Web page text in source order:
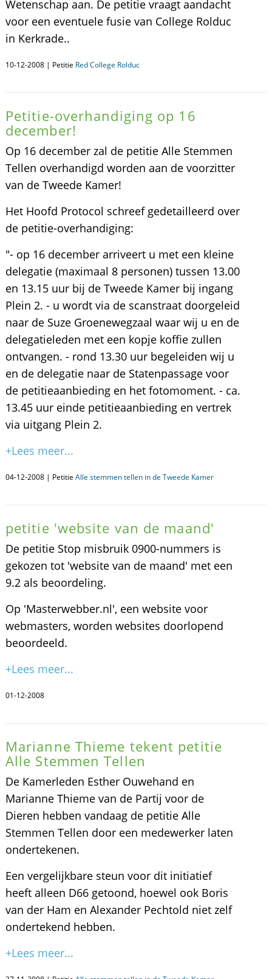
Wetenschap aan. De petitie vraagt aandacht
voor een eventuele fusie van College Rolduc
in Kerkrade..
10-12-2008 | Petitie Red College Rolduc
Petitie-overhandiging op 16
december!
Op 16 december zal de petitie Alle Stemmen
Tellen overhandigd worden aan de voorzitter
van de Tweede Kamer!
Het Hoofd Protocol schreef gedetailleerd over
de petitie-overhandiging:
"- op 16 december arriveert u met een kleine
delegatie (maximaal 8 personen) tussen 13.00
en 13.15 uur bij de Tweede Kamer bij ingang
Plein 2. - u wordt via de scanstraat doorgeleid
naar de Suze Groenewegzaal waar wij u en de
delegatieleden met een kopje koffie zullen
ontvangen. - rond 13.30 uur begeleiden wij u
en de delegatie naar de Statenpassage voor
de petitieaanbieding en het fotomoment. - ca.
13.45 uur einde petitieaanbieding en vertrek
via uitgang Plein 2.
+Lees meer...
04-12-2008 | Petitie Alle stemmen tellen in de Tweede Kamer
petitie 'website van de maand'
De petitie Stop misbruik 0900-nummers is
gekozen tot 'website van de maand' met een
9.2 als beoordeling.
Op 'Masterwebber.nl', een website voor
webmasters, worden websites doorlopend
beoordeeld.
+Lees meer...
01-12-2008
Marianne Thieme tekent petitie
Alle Stemmen Tellen
De Kamerleden Esther Ouwehand en
Marianne Thieme van de Partij voor de
Dieren hebben vandaag de petitie Alle
Stemmen Tellen door een medewerker laten
ondertekenen.
Een vergelijkbare steun voor dit initiatief
heeft alleen D66 getoond, hoewel ook Boris
van der Ham en Alexander Pechtold niet zelf
ondertekend hebben.
+Lees meer...